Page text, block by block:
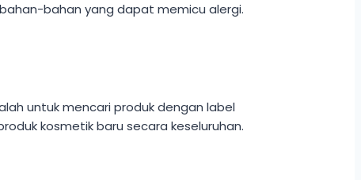
bahan yang dapat memicu alergi.
untuk mencari produk dengan label
kosmetik baru secara keseluruhan.